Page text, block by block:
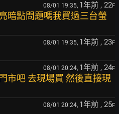
08/01 19:35, 1年前 , 22F
暗點問題嗎我買過三台螢
08/01 19:35, 1年前 , 23F
08/01 20:24, 1年前 , 24F
市吧 去現場買 然後直接現
08/01 20:24, 1年前 , 25F